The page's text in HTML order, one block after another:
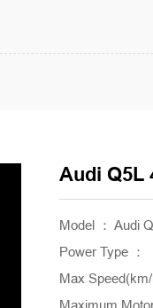
Audi Q5L
Model ： Audi
Power Type ：
Max